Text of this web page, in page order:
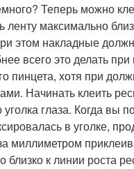
Теперь можно
ленту максимально
этом накладные
всего это делать
пинцета, хотя при
Начинать клеить
уголка глаза. Когда вы
в уголке,
миллиметром
близко к линии роста